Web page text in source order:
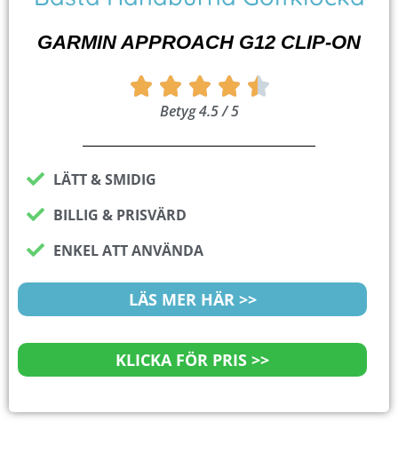
GARMIN APPROACH G12 CLIP-ON
    Betygsatt
av
Betyg 4.5 / 5
LÄTT & SMIDIG
BILLIG & PRISVÄRD
ENKEL ATT ANVÄNDA
LÄS MER HÄR >>
KLICKA FÖR PRIS >>